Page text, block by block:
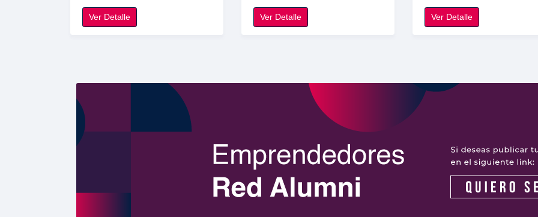
Ver Detalle Ver Detalle Ver Detalle